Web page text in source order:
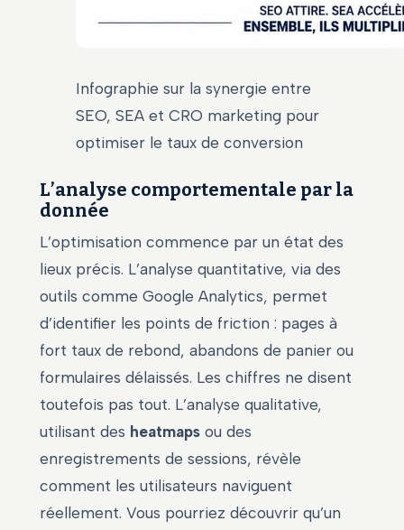
Infographie sur la synergie entre
SEO, SEA et CRO marketing pour
optimiser le taux de conversion
L’analyse comportementale par la
donnée
L’optimisation commence par un état des
lieux précis. L’analyse quantitative, via des
outils comme Google Analytics, permet
d’identifier les points de friction : pages à
fort taux de rebond, abandons de panier ou
formulaires délaissés. Les chiffres ne disent
toutefois pas tout. L’analyse qualitative,
utilisant des heatmaps ou des
enregistrements de sessions, révèle
comment les utilisateurs naviguent
réellement. Vous pourriez découvrir qu’un